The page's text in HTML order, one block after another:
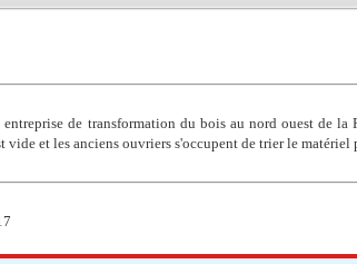
de transformation du bois au nord ouest de la
et les anciens ouvriers s'occupent de trier le matériel